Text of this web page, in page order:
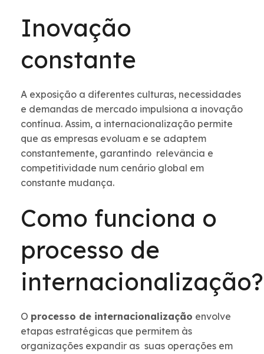
Inovação
constante
A exposição a diferentes culturas, necessidades
e demandas de mercado impulsiona a inovação
contínua. Assim, a internacionalização permite
que as empresas evoluam e se adaptem
constantemente, garantindo relevância e
competitividade num cenário global em
constante mudança.
Como funciona o
processo de
internacionalização?
O processo de internacionalização envolve
etapas estratégicas que permitem às
organizações expandir as suas operações em